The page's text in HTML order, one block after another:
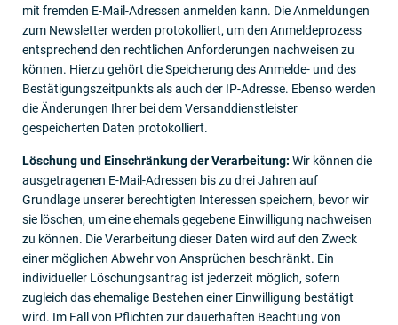
mit fremden E-Mail-Adressen anmelden kann. Die Anmeldungen
zum Newsletter werden protokolliert, um den Anmeldeprozess
entsprechend den rechtlichen Anforderungen nachweisen zu
können. Hierzu gehört die Speicherung des Anmelde- und des
Bestätigungszeitpunkts als auch der IP-Adresse. Ebenso werden
die Änderungen Ihrer bei dem Versanddienstleister
gespeicherten Daten protokolliert.
Löschung und Einschränkung der Verarbeitung: Wir können die
ausgetragenen E-Mail-Adressen bis zu drei Jahren auf
Grundlage unserer berechtigten Interessen speichern, bevor wir
sie löschen, um eine ehemals gegebene Einwilligung nachweisen
zu können. Die Verarbeitung dieser Daten wird auf den Zweck
einer möglichen Abwehr von Ansprüchen beschränkt. Ein
individueller Löschungsantrag ist jederzeit möglich, sofern
zugleich das ehemalige Bestehen einer Einwilligung bestätigt
wird. Im Fall von Pflichten zur dauerhaften Beachtung von